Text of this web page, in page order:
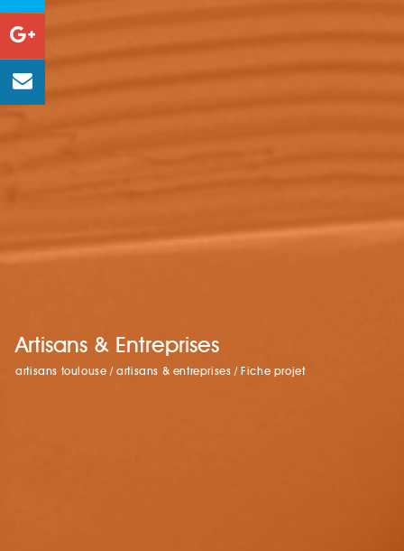
Artisans & Entreprises
artisans toulouse /artisans & entreprises / Fiche projet